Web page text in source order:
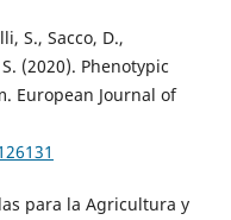
S., Sacco, D.,
(2020). Phenotypic
European Journal of
para la Agricultura y